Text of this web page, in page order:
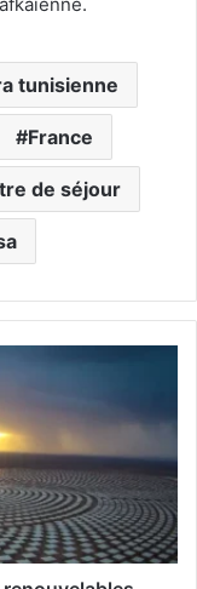
tunisienne
France
de séjour